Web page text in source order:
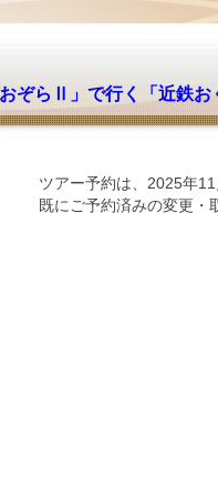
ぞらⅡ」で行く「近鉄
ツアー予約は、2025年
既にご予約済みの変更・